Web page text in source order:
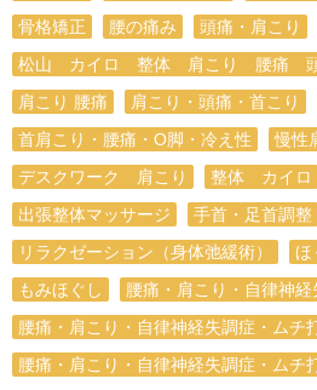
骨格矯正
腰の痛み
頭痛・肩こり
松山 カイロ 整体 肩こり 腰痛
肩こり 腰痛
肩こり・頭痛・首こり
首肩こり・腰痛・O脚・冷え性
慢性
デスクワーク 肩こり
整体 カイロ
出張整体マッサージ
手首・足首調整
リラクゼーション（身体弛緩術）
ほ
もみほぐし
腰痛・肩こり・自律神
腰痛・肩こり・自律神経失調症・ムチ
腰痛・肩こり・自律神経失調症・ムチ